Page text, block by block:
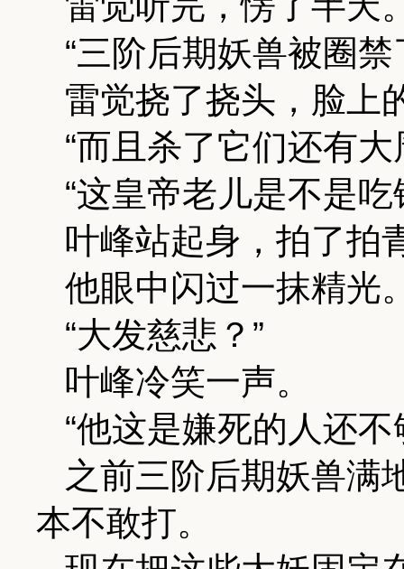
“三阶后期妖兽被圈禁
雷觉挠了挠头，脸上
“而且杀了它们还有
“这皇帝老儿是不是
叶峰站起身，拍了拍
他眼中闪过一抹精光
“大发慈悲？”
叶峰冷笑一声。
“他这是嫌死的人还
之前三阶后期妖兽满
本不敢打。